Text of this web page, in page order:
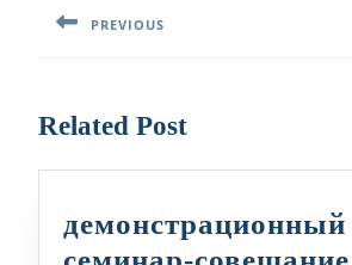
записям
PREVIOUS
Related Post
демонстрационный